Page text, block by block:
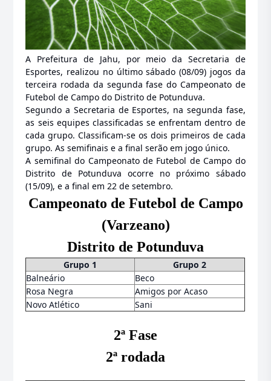
A Prefeitura de Jahu, por meio da Secretaria de
Esportes, realizou no último sábado (08/09) jogos da
terceira rodada da segunda fase do Campeonato de
Futebol de Campo do Distrito de Potunduva.
Segundo a Secretaria de Esportes, na segunda fase,
as seis equipes classificadas se enfrentam dentro de
cada grupo. Classificam-se os dois primeiros de cada
grupo. As semifinais e a final serão em jogo único.
A semifinal do Campeonato de Futebol de Campo do
Distrito de Potunduva ocorre no próximo sábado
(15/09), e a final em 22 de setembro.
Campeonato de Futebol de Campo
(Varzeano)
Distrito de Potunduva
Grupo 1
Grupo 2
Balneário
Beco
Rosa Negra
Amigos por Acaso
Novo Atlético
Sani
2ª Fase
2ª rodada